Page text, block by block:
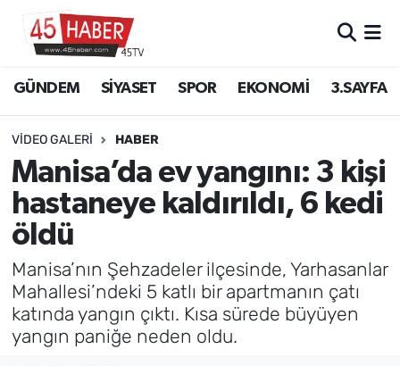
GÜNDEM SİYASET SPOR EKONOMİ 3.SAYFA
VIDEO GALERI HABER
Manisa’da ev yangını: 3 kişi
hastaneye kaldırıldı, 6 kedi
öldü
Manisa’nın Şehzadeler ilçesinde, Yarhasanlar
Mahallesi’ndeki 5 katlı bir apartmanın çatı
katında yangın çıktı. Kısa sürede büyüyen
yangın paniğe neden oldu.
SİYASET
SPOR
EKONOMİ
3.SAYFA
EĞİTİM
SAĞLIK
Manisa Hava Durumu
Manisa Namaz Vakitleri
Manisa Trafik Yoğunluk Haritası
Süper Lig Puan Durumu ve Fikstür
Tüm Manşetler
Son Dakika Haberleri